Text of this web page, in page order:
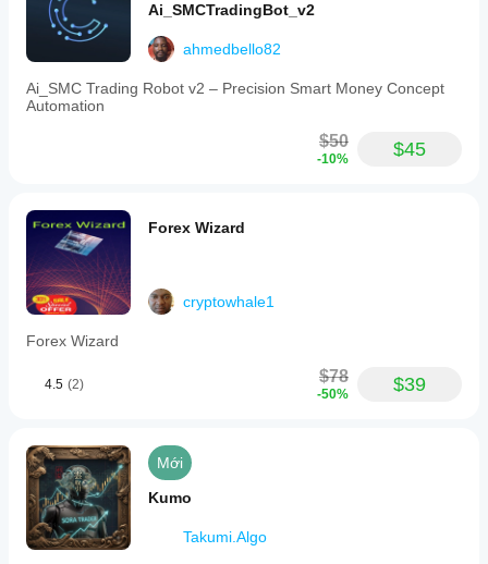
Ai_SMCTradingBot_v2
ahmedbello82
Ai_SMC Trading Robot v2 – Precision Smart Money Concept
Automation
$50
-10% $45
Forex Wizard
cryptowhale1
Forex Wizard
4.5 (2) $78
-50% $39
Mới
Kumo
Takumi.Algo